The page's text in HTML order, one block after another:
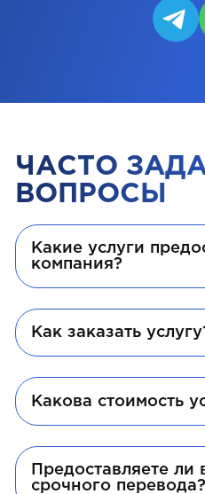
ЧАСТО
ВОПРОСЫ
Какие услуги
компания?
Как заказать
Какова стоимость
Предоставляете ли
срочного перевода?